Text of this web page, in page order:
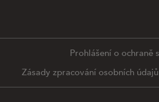
Podrobné nastavení
Prohlášení o ochraně
Zásady zpracování osobních údajů